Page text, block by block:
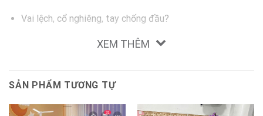
Vai lệch, cổ nghiêng, tay chống đầu?
Mắt mỏi sau 30 phút học?
thị và đau nhức cổ vai gáy
điều đơn giản– làbộ bàn ghế đúng chuẩn– mọi thứ sẽ
XEM THÊM
SẢN PHẨM TƯƠNG TỰ